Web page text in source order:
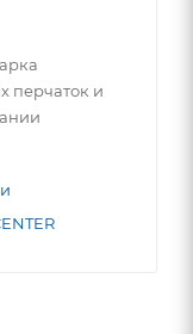
перчаток и